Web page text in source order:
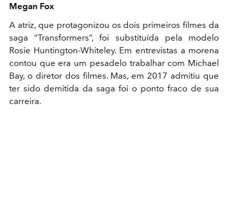
Megan Fox
A atriz, que protagonizou os dois primeiros filmes da
saga “Transformers”, foi substituída pela modelo
Rosie Huntington-Whiteley. Em entrevistas a morena
contou que era um pesadelo trabalhar com Michael
Bay, o diretor dos filmes. Mas, em 2017 admitiu que
ter sido demitida da saga foi o ponto fraco de sua
carreira.